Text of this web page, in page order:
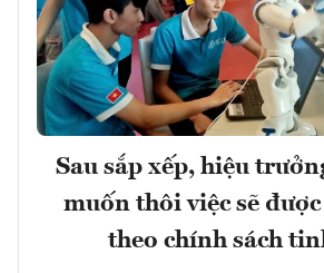
Sau sắp xếp, hiệu
muốn thôi việc sẽ
theo chính sách